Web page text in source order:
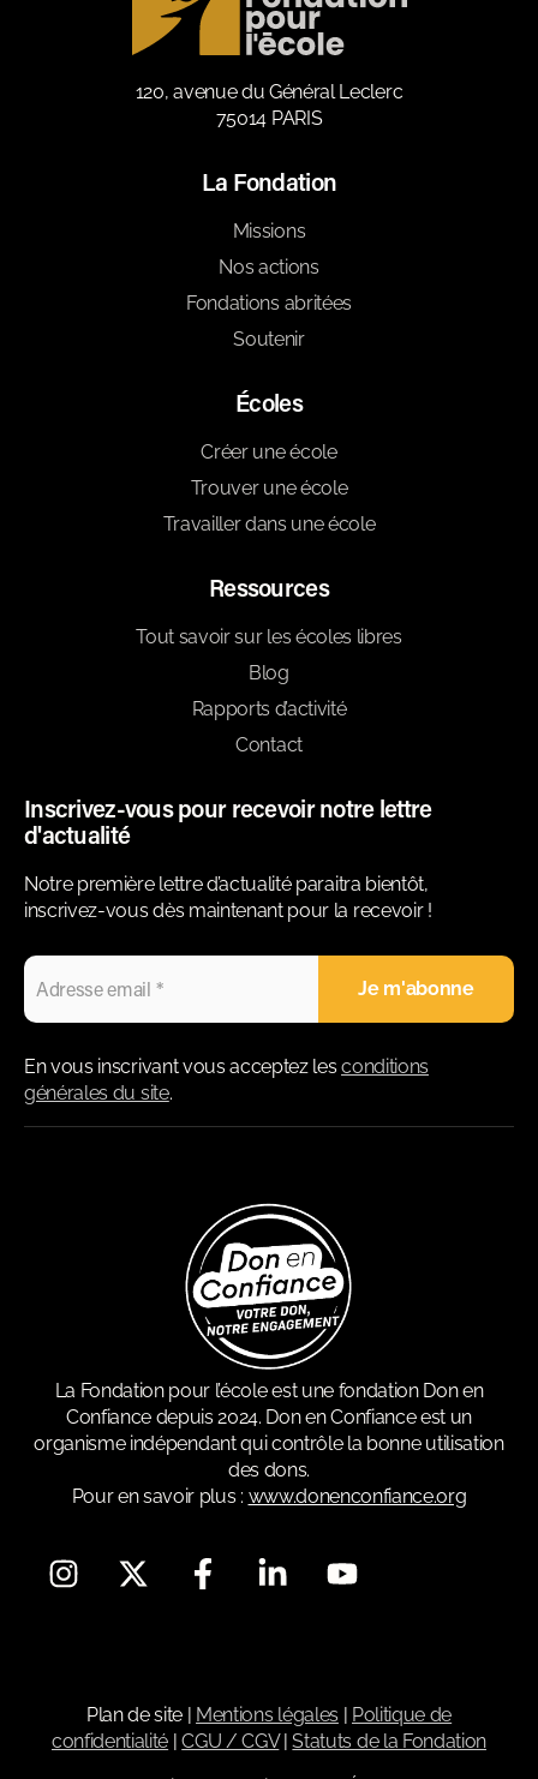
120, avenue du Général Leclerc
75014 PARIS
La Fondation
Missions
Nos actions
Fondations abritées
Soutenir
Écoles
Créer une école
Trouver une école
Travailler dans une école
Ressources
Tout savoir sur les écoles libres
Blog
Rapports d’activité
Contact
Inscrivez-vous pour recevoir notre lettre
d'actualité
Notre première lettre d’actualité paraitra bientôt,
inscrivez-vous dès maintenant pour la recevoir !
En vous inscrivant vous acceptez lesconditions
générales du site.
La Fondation pour l’école est une fondation Don en
Confiance depuis 2024. Don en Confiance est un
organisme indépendant qui contrôle la bonne utilisation
des dons.
Pour en savoir plus : www.donenconfiance.org
Plan de site | Mentions légales | Politique de
confidentialité |CGU / CGV|Statuts de la Fondation